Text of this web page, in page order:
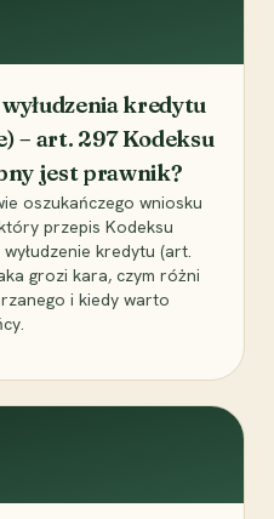
kredytu
– art. 297 Kodeksu
jest prawnik?
oszukańczego wniosku
przepis Kodeksu
kredytu (art.
grozi kara, czym różni
i kiedy warto